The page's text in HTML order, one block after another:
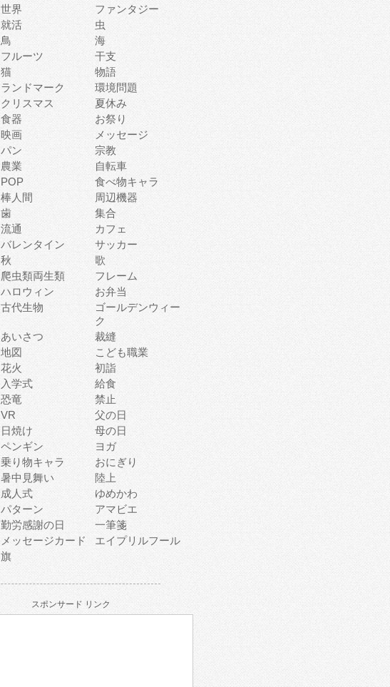
世界
ファンタジー
就活
虫
鳥
海
フルーツ
干支
猫
物語
ランドマーク
環境問題
クリスマス
夏休み
食器
お祭り
映画
メッセージ
パン
宗教
農業
自転車
POP
食べ物キャラ
棒人間
周辺機器
歯
集合
流通
カフェ
バレンタイン
サッカー
秋
歌
爬虫類両生類
フレーム
ハロウィン
お弁当
古代生物
ゴールデンウィー
ク
あいさつ
裁縫
地図
こども職業
花火
初詣
入学式
給食
恐竜
禁止
VR
父の日
日焼け
母の日
ペンギン
ヨガ
乗り物キャラ
おにぎり
暑中見舞い
陸上
成人式
ゆめかわ
パターン
アマビエ
勤労感謝の日
一筆箋
メッセージカード
エイプリルフール
旗
スポンサード リンク